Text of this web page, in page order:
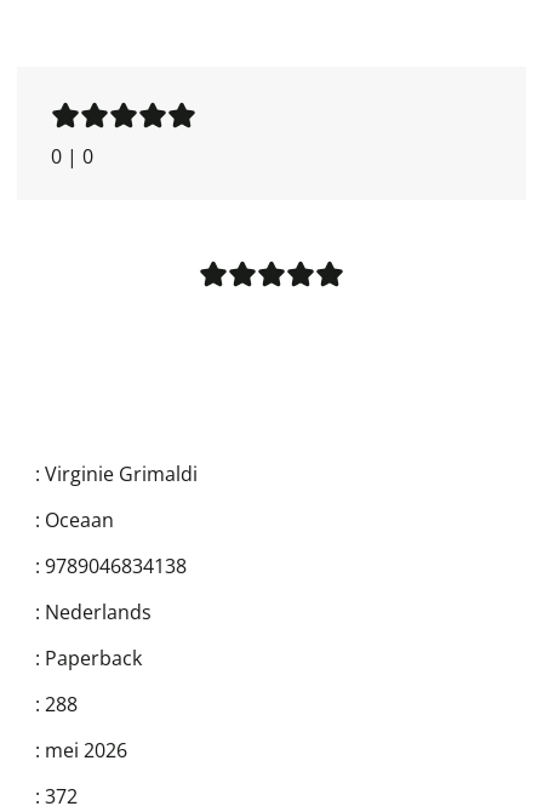
0 | 0
: Virginie Grimaldi
: Oceaan
: 9789046834138
: Nederlands
: Paperback
: 288
: mei 2026
: 372